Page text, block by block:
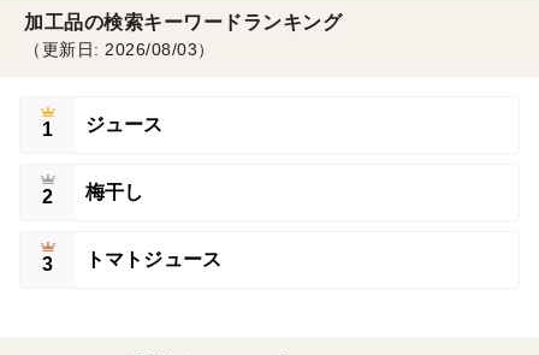
加工品の検索キーワードランキング
（更新日: 2026/08/03）
1 ジュース
2 梅干し
3 トマトジュース